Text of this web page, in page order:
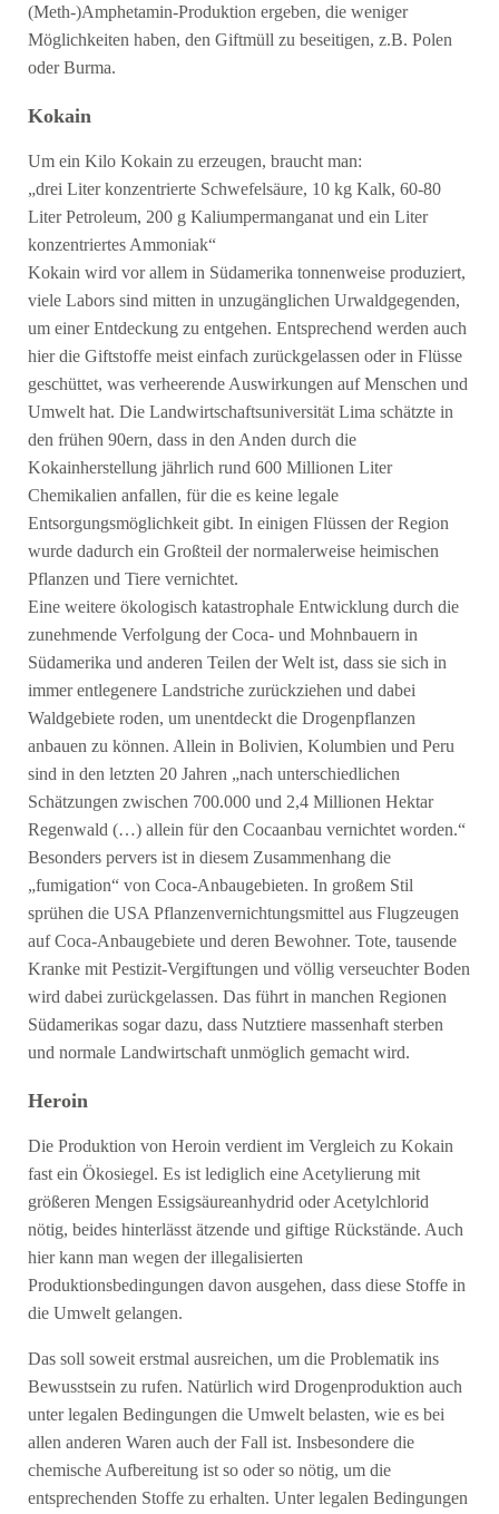
(Meth-)Amphetamin-Produktion ergeben, die weniger
Möglichkeiten haben, den Giftmüll zu beseitigen, z.B. Polen
oder Burma.
Kokain
Um ein Kilo Kokain zu erzeugen, braucht man:
„drei Liter konzentrierte Schwefelsäure, 10 kg Kalk, 60-80
Liter Petroleum, 200 g Kaliumpermanganat und ein Liter
konzentriertes Ammoniak“
Kokain wird vor allem in Südamerika tonnenweise produziert,
viele Labors sind mitten in unzugänglichen Urwaldgegenden,
um einer Entdeckung zu entgehen. Entsprechend werden auch
hier die Giftstoffe meist einfach zurückgelassen oder in Flüsse
geschüttet, was verheerende Auswirkungen auf Menschen und
Umwelt hat. Die Landwirtschaftsuniversität Lima schätzte in
den frühen 90ern, dass in den Anden durch die
Kokainherstellung jährlich rund 600 Millionen Liter
Chemikalien anfallen, für die es keine legale
Entsorgungsmöglichkeit gibt. In einigen Flüssen der Region
wurde dadurch ein Großteil der normalerweise heimischen
Pflanzen und Tiere vernichtet.
Eine weitere ökologisch katastrophale Entwicklung durch die
zunehmende Verfolgung der Coca- und Mohnbauern in
Südamerika und anderen Teilen der Welt ist, dass sie sich in
immer entlegenere Landstriche zurückziehen und dabei
Waldgebiete roden, um unentdeckt die Drogenpflanzen
anbauen zu können. Allein in Bolivien, Kolumbien und Peru
sind in den letzten 20 Jahren „nach unterschiedlichen
Schätzungen zwischen 700.000 und 2,4 Millionen Hektar
Regenwald (…) allein für den Cocaanbau vernichtet worden.“
Besonders pervers ist in diesem Zusammenhang die
„fumigation“ von Coca-Anbaugebieten. In großem Stil
sprühen die USA Pflanzenvernichtungsmittel aus Flugzeugen
auf Coca-Anbaugebiete und deren Bewohner. Tote, tausende
Kranke mit Pestizit-Vergiftungen und völlig verseuchter Boden
wird dabei zurückgelassen. Das führt in manchen Regionen
Südamerikas sogar dazu, dass Nutztiere massenhaft sterben
und normale Landwirtschaft unmöglich gemacht wird.
Heroin
Die Produktion von Heroin verdient im Vergleich zu Kokain
fast ein Ökosiegel. Es ist lediglich eine Acetylierung mit
größeren Mengen Essigsäureanhydrid oder Acetylchlorid
nötig, beides hinterlässt ätzende und giftige Rückstände. Auch
hier kann man wegen der illegalisierten
Produktionsbedingungen davon ausgehen, dass diese Stoffe in
die Umwelt gelangen.
Das soll soweit erstmal ausreichen, um die Problematik ins
Bewusstsein zu rufen. Natürlich wird Drogenproduktion auch
unter legalen Bedingungen die Umwelt belasten, wie es bei
allen anderen Waren auch der Fall ist. Insbesondere die
chemische Aufbereitung ist so oder so nötig, um die
entsprechenden Stoffe zu erhalten. Unter legalen Bedingungen